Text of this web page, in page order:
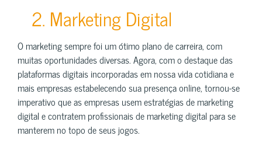
2. Marketing Digital
O marketing sempre foi um ótimo plano de carreira, com
muitas oportunidades diversas. Agora, com o destaque das
plataformas digitais incorporadas em nossa vida cotidiana e
mais empresas estabelecendo sua presença online, tornou-se
imperativo que as empresas usem estratégias de marketing
digital e contratem profissionais de marketing digital para se
manterem no topo de seus jogos.